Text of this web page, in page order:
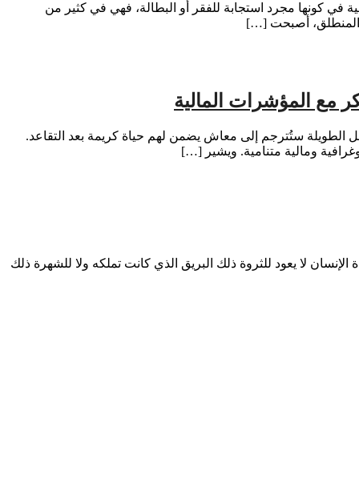
في كونها مجرد استجابة للفقر أو البطالة، فهي في كثير من
المنطلق، أصبحت […]
مع المؤشرات المالية
الطويلة ستُترجم إلى معاش يضمن لهم حياة كريمة بعد التقاعد.
ومالية متنامية. ويشير […]
لا يعود للثروة ذلك البريق الذي كانت تملكه ولا للشهرة ذلك